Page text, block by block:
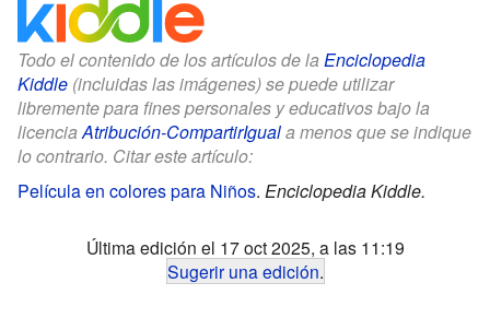
Todo el contenido de los artículos de la Enciclopedia
Kiddle (incluidas las imágenes) se puede utilizar
libremente para fines personales y educativos bajo la
licenciaAtribución-CompartirIguala menos que se indique
lo contrario. Citar este artículo:
Película en colores para Niños. Enciclopedia Kiddle.
Última edición el 17 oct 2025, a las 11:19
Sugerir una edición.